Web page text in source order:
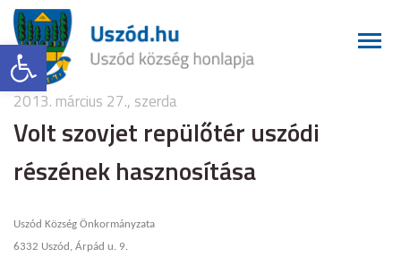
Eszköztár megnyitása
2013. március 27., szerda
Volt szovjet repülőtér uszódi
részének hasznosítása
Uszód Község Önkormányzata
6332 Uszód, Árpád u. 9.